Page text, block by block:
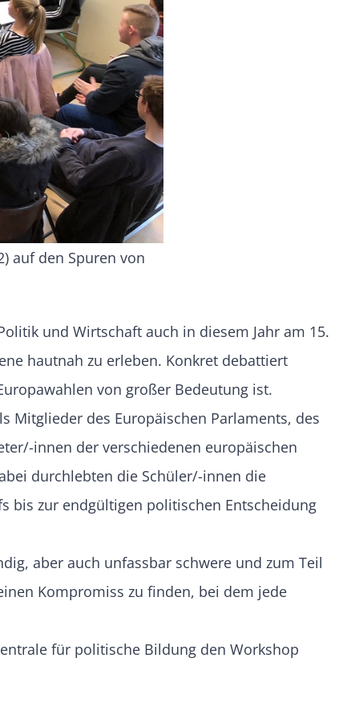
auf den Spuren von
und Wirtschaft auch in diesem Jahr am 15.
hautnah zu erleben. Konkret debattiert
von großer Bedeutung ist.
Mitglieder des Europäischen Parlaments, des
innen der verschiedenen europäischen
durchlebten die Schüler/-innen die
bis zur endgültigen politischen Entscheidung
aber auch unfassbar schwere und zum Teil
Kompromiss zu finden, bei dem jede
für politische Bildung den Workshop